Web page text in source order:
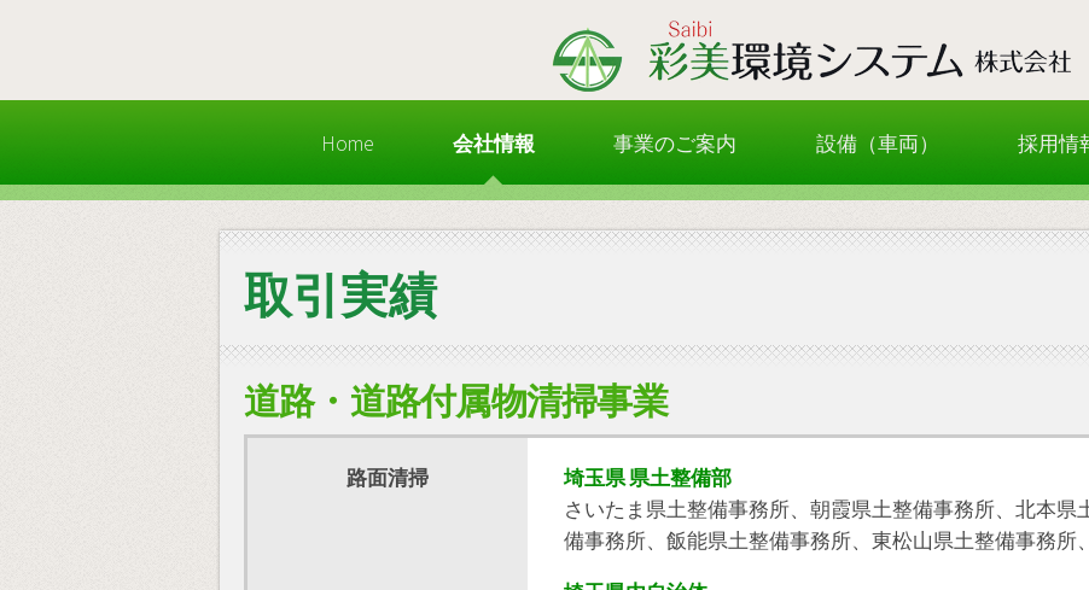
Home 会社情報 事業のご案内 設備（車両） 採用情
取引実績
道路・道路付属物清掃事業
路面清掃
埼玉県 県土整備部
さいたま県土整備事務所、朝霞県土整備事務所、北本県
備事務所、飯能県土整備事務所、東松山県土整備事務所